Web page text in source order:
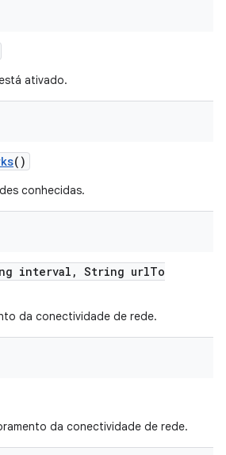
ativado.
()
conhecidas.
interval , String urlTo
da conectividade de rede.
da conectividade de rede.